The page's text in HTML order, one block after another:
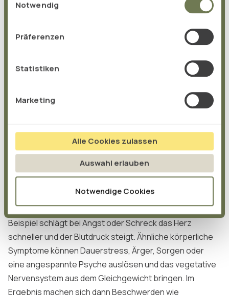
gesammelt haben.
Notwendig
Präferenzen
Statistiken
Marketing
Alle Cookies zulassen
Auswahl erlauben
Notwendige Cookies
Psyche und vegetatives
Nervensystem – wie hängt
das zusammen?
Gefühle und Emotionen haben einen direkten
Einfluss auf das vegetative Nervensystem.Zum
Beispiel schlägt bei Angst oder Schreck das Herz
schneller und der Blutdruck steigt. Ähnliche körperliche
Symptome können Dauerstress, Ärger, Sorgen oder
eine angespannte Psyche auslösen und das vegetative
Nervensystem aus dem Gleichgewicht bringen. Im
Ergebnis machen sich dann Beschwerden wie